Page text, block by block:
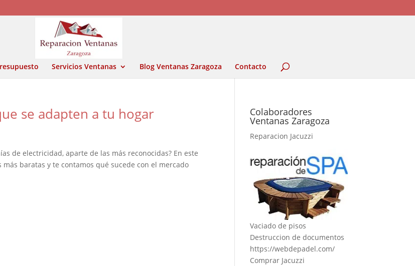
Servicios Ventanas Blog Ventanas Zaragoza Contacto
se adapten a tu hogar
de electricidad, aparte de las más reconocidas? En este
baratas y te contamos qué sucede con el mercado
Colaboradores
Ventanas Zaragoza
Reparacion Jacuzzi
Vaciado de pisos
Destruccion de documentos
https://webdepadel.com/
Comprar Jacuzzi